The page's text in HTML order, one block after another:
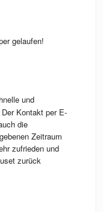
gelaufen!
und
Kontakt per E-
die
Zeitraum
zufrieden und
zurück